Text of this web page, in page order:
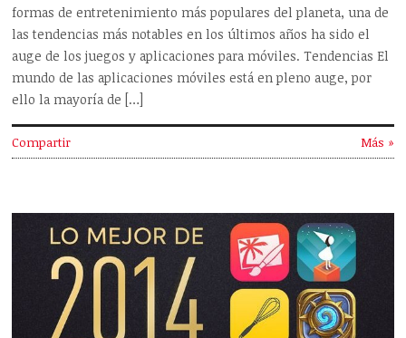
formas de entretenimiento más populares del planeta, una de
las tendencias más notables en los últimos años ha sido el
auge de los juegos y aplicaciones para móviles. Tendencias El
mundo de las aplicaciones móviles está en pleno auge, por
ello la mayoría de […]
Compartir Más »